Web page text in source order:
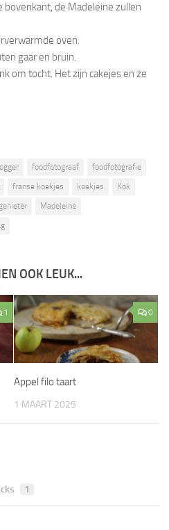
bovenkant, de Madeleine zullen
oven.
gaar en bruin.
om tocht. Het zijn cakejes en ze
foodfotograaf
foodfotografie
franse koekjes koekjes
Kok
Madeleine
OOK LEUK...
1 0
Appel filo taart
1 MAART 2025
1